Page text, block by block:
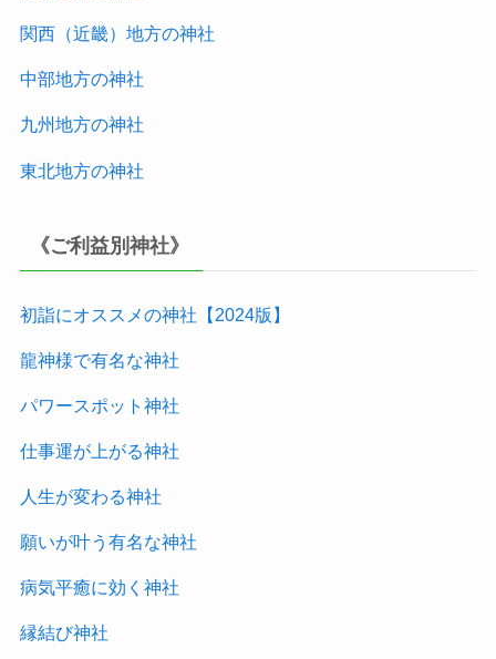
関西（近畿）地方の神社
中部地方の神社
九州地方の神社
東北地方の神社
《ご利益別神社》
初詣にオススメの神社【2024版 】
龍神様で有名な神社
パワースポット神社
仕事運が上がる神社
人生が変わる神社
願いが叶う有名な神社
病気平癒に効く神社
縁結び神社